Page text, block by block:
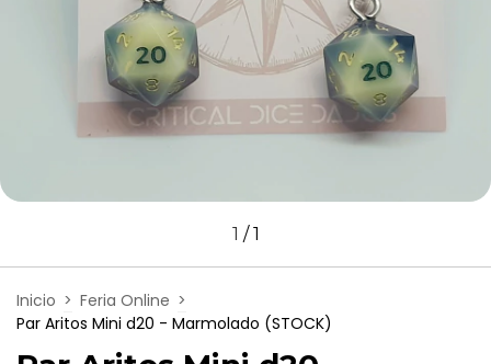
1 /1
Inicio > Feria Online >
Par Aritos Mini d20 - Marmolado (STOCK)